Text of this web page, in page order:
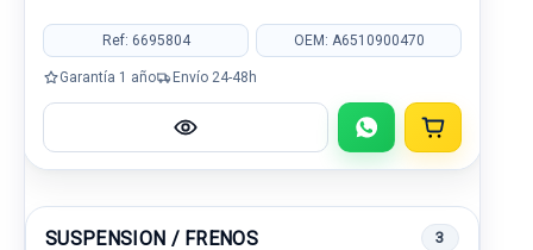
Ref: 6695804 OEM: A6510900470
Garantía 1 año Envío 24-48h
SUSPENSION / FRENOS 3